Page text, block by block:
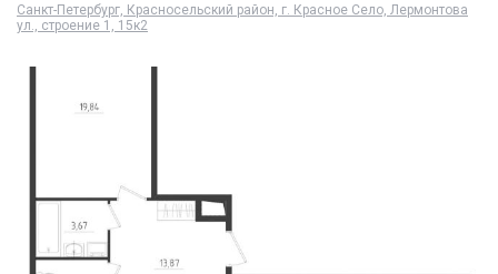
Санкт-Петербург, Красносельский район, г. Красное Село, Лермонтова
ул., строение 1, 15к2